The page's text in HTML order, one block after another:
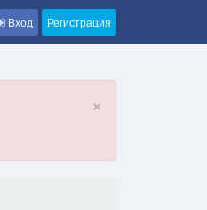
Вход Регистрация
×